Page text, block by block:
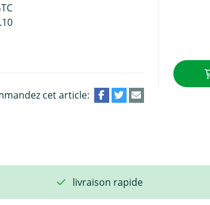
cet article:
livraison rapide